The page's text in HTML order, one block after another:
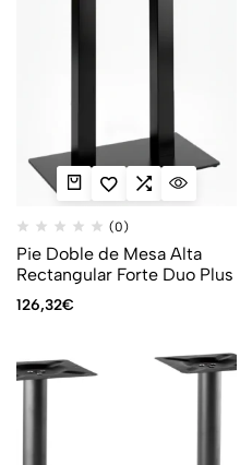
(0)
Pie Doble de Mesa Alta
Rectangular Forte Duo Plus
126,32€